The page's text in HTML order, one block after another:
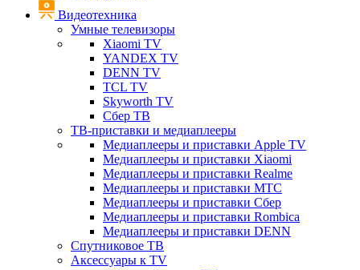
Видеотехника
Умные телевизоры
Xiaomi TV
YANDEX TV
DENN TV
TCL TV
Skyworth TV
Сбер ТВ
ТВ-приставки и медиаплееры
Медиаплееры и приставки Apple TV
Медиаплееры и приставки Xiaomi
Медиаплееры и приставки Realme
Медиаплееры и приставки МТС
Медиаплееры и приставки Сбер
Медиаплееры и приставки Rombica
Медиаплееры и приставки DENN
Спутниковое ТВ
Аксессуары к TV